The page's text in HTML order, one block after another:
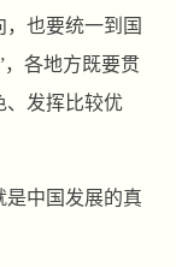
也要统一到国
各地方既要贯
、发挥比较优
中国发展的真